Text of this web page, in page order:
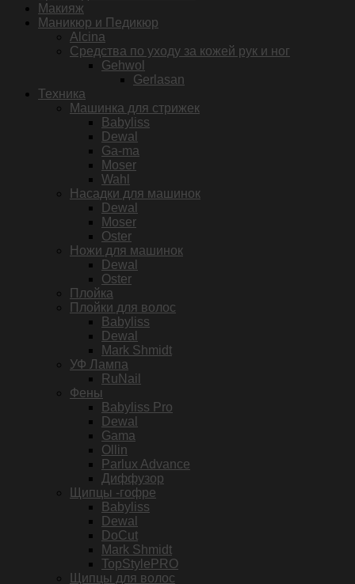
Макияж
Маникюр и Педикюр
Alcina
Средства по уходу за кожей рук и ног
Gehwol
Gerlasan
Техника
Машинка для стрижек
Babyliss
Dewal
Ga-ma
Moser
Wahl
Насадки для машинок
Dewal
Moser
Oster
Ножи для машинок
Dewal
Oster
Плойка
Плойки для волос
Babyliss
Dewal
Mark Shmidt
УФ Лампа
RuNail
Фены
Babyliss Pro
Dewal
Gama
Ollin
Parlux Advance
Диффузор
Щипцы -гофре
Babyliss
Dewal
DoCut
Mark Shmidt
TopStylePRO
Щипцы для волос